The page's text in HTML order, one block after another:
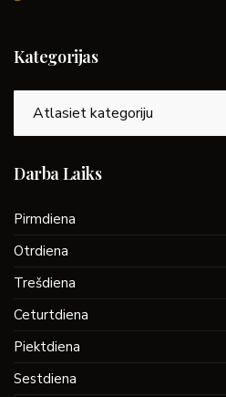
Kategorijas
Darba Laiks
Pirmdiena
Otrdiena
Trešdiena
Ceturtdiena
Piektdiena
Sestdiena